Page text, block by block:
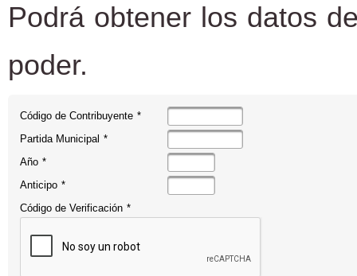
Podrá obtener los datos
poder.
Código de Contribuyente *
Partida Municipal *
Año *
Anticipo *
Código de Verificación *